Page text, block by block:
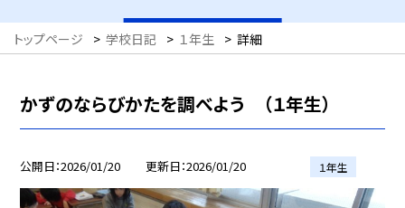
トップページ > 学校日記 > １年生 > 詳細
かずのならびかたを調べよう （１年生）
公開日 2026/01/20 更新日 2026/01/20 １年生